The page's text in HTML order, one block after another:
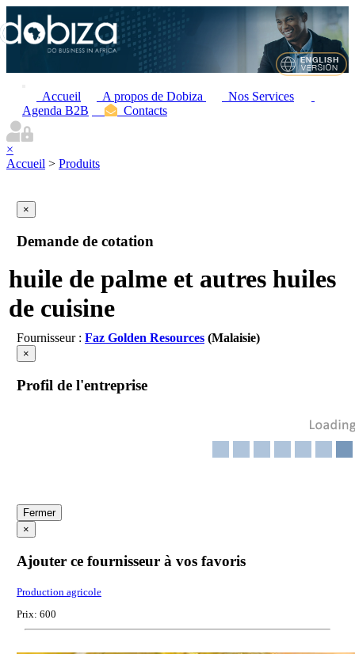
Accueil A propos de Dobiza
Nos Services
Agenda B2B
Contacts
×
Accueil > Produits
×
Demande de cotation
huile de palme et autres huiles
de cuisine
Fournisseur : Faz Golden Resources(Malaisie)
×
Profil de l'entreprise
Fermer
×
Ajouter ce fournisseur à vos favoris
Production agricole
Prix: 600